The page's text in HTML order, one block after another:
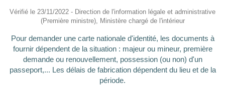
Vérifié le 23/11/2022 - Direction de l'information légale et administrative
(Première ministre), Ministère chargé de l'intérieur
Pour demander une carte nationale d'identité, les documents à
fournir dépendent de la situation : majeur ou mineur, première
demande ou renouvellement, possession (ou non) d'un
passeport,... Les délais de fabrication dépendent du lieu et de la
période.